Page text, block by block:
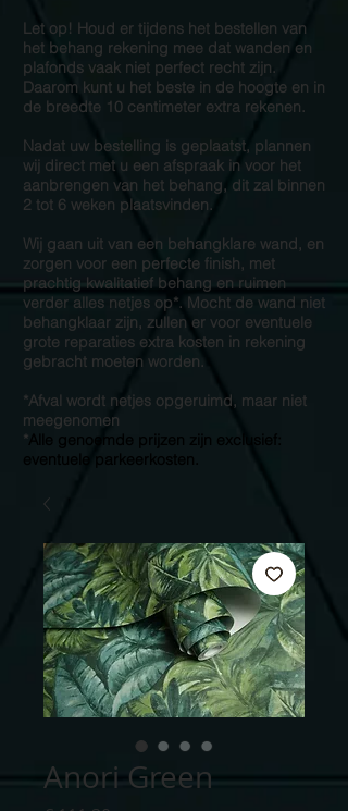
Let op! Houd er tijdens het bestellen van
het behang rekening mee dat wanden en
plafonds vaak niet perfect recht zijn.
Daarom kunt u het beste in de hoogte en in
de breedte 10 centimeter extra rekenen.
Nadat uw bestelling is geplaatst, plannen
wij direct met u een afspraak in voor het
aanbrengen van het behang, dit zal binnen
2 tot 6 weken plaatsvinden.
Wij gaan uit van een behangklare wand, en
zorgen voor een perfecte finish, met
prachtig kwalitatief behang en ruimen
verder alles netjes op*. Mocht de wand niet
behangklaar zijn, zullen er voor eventuele
grote reparaties extra kosten in rekening
gebracht moeten worden.
*Afval wordt netjes opgeruimd, maar niet
meegenomen
* Alle genoemde prijzen zijn exclusief:
Anori Green